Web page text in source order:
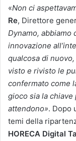
«Non ci
Re, Direttore
Dynamo, abbiamo
innovazione
qualcosa di
visto e rivisto le
confermato come
gioco sia la
attendono». Dopo
temi della
HORECA Digital